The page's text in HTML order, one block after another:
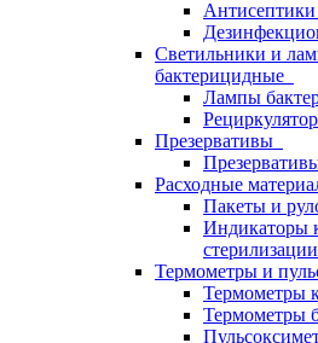
Светильники и
бактерицидные
Лампы
Презервативы
Расходные
Пакеты и
Индикаторы
стерилизации
Термометры и
Термометры
Термометры